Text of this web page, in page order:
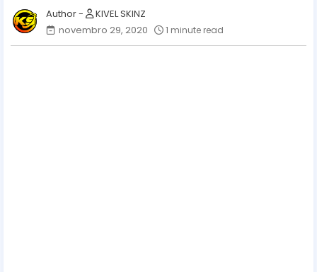
KIVEL SKINZ
novembro 29, 2020
1 minute read